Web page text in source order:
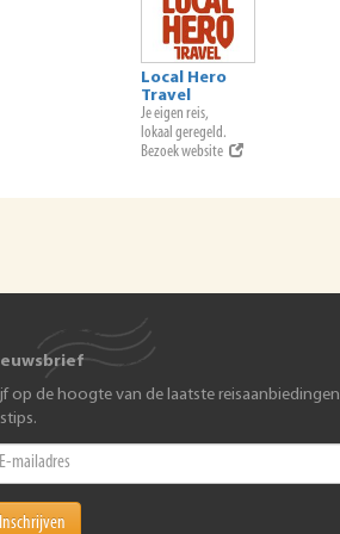
Local Hero
Travel
Je eigen reis,
lokaal geregeld.
Bezoek website
op de hoogte van de laatste
Inschrijven